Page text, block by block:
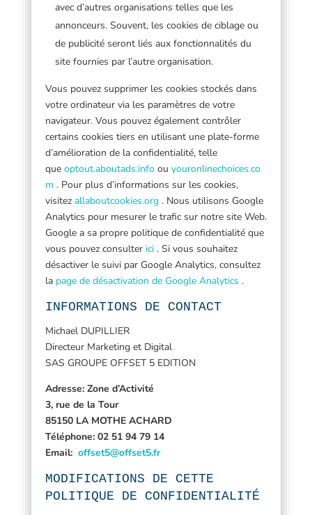
avec d’autres organisations telles que les
annonceurs. Souvent, les cookies de ciblage ou
de publicité seront liés aux fonctionnalités du
site fournies par l’autre organisation.
Vous pouvez supprimer les cookies stockés dans
votre ordinateur via les paramètres de votre
navigateur. Vous pouvez également contrôler
certains cookies tiers en utilisant une plate-forme
d’amélioration de la confidentialité, telle
que optout.aboutads.infoou youronlinechoices.co
m . Pour plus d’informations sur les cookies,
visitez allaboutcookies.org. Nous utilisons Google
Analytics pour mesurer le trafic sur notre site Web.
Google a sa propre politique de confidentialité que
vous pouvez consulter ici. Si vous souhaitez
désactiver le suivi par Google Analytics, consultez
la page de désactivation de Google Analytics .
INFORMATIONS DE CONTACT
Michael DUPILLIER
Directeur Marketing et Digital
SAS GROUPE OFFSET 5 EDITION
Adresse: Zone d’Activité
3, rue de la Tour
85150 LA MOTHE ACHARD
Téléphone: 02 51 94 79 14
Email: offset5@offset5.fr
MODIFICATIONS DE CETTE
POLITIQUE DE CONFIDENTIALITÉ